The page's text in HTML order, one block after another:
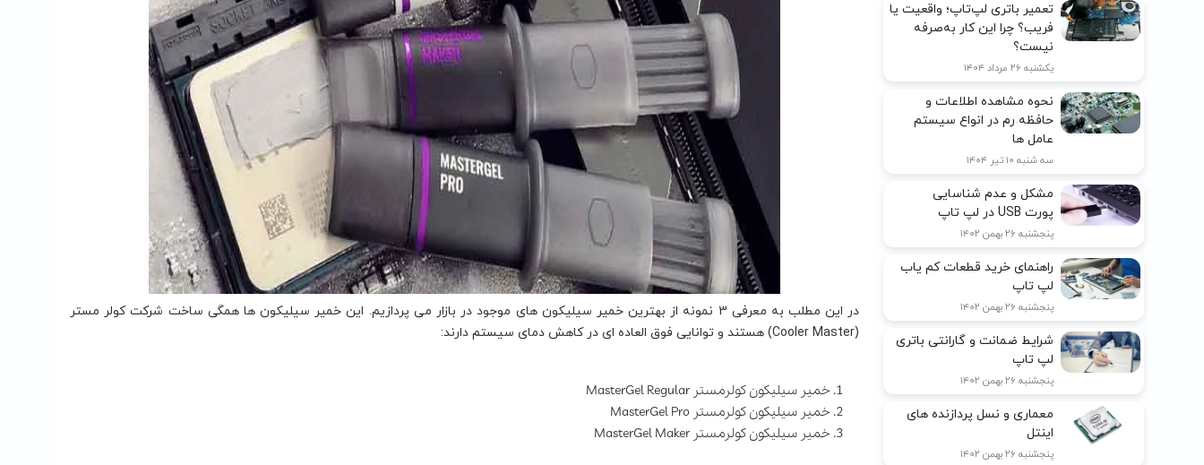
تعمیر باتری لپ‌تاپ؛ واقعیت یا
فریب؟ چرا این کار به‌صرفه
نیست؟
یکشنبه ۲۶ مرداد ۱۴۰۴
نحوه مشاهده اطلاعات و
حافظه رم در انواع سیستم
عامل ها
سه شنبه ۱۰ تیر ۱۴۰۴
مشکل و عدم شناسایی
پورت USB در لپ تاپ
پنجشنبه ۲۶ بهمن ۱۴۰۲
راهنمای خرید قطعات کم یاب
لپ تاپ
پنجشنبه ۲۶ بهمن ۱۴۰۲
شرایط ضمانت و گارانتی باتری
لپ تاپ
پنجشنبه ۲۶ بهمن ۱۴۰۲
معماری و نسل پردازنده های
اینتل
پنجشنبه ۲۶ بهمن ۱۴۰۲
در این مطلب به معرفی 3 نمونه از بهترین خمیر سیلیکون های موجود در بازار می پردازیم. این خمیر سیلیکون‌ ها همگی ساخت شرکت کولر مستر
(Cooler Master) هستند و توانایی فوق العاده ای در کاهش دمای سیستم دارند:
خمیر سیلیکون کولرمستر MasterGel Regular
خمیر سیلیکون کولرمستر MasterGel Pro
خمیر سیلیکون کولرمستر MasterGel Maker